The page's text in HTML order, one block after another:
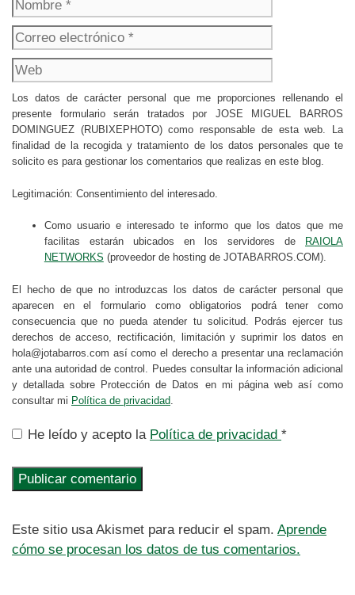
electrónico
Los datos de carácter personal que me proporciones rellenando el
presente formulario serán tratados por JOSE MIGUEL BARROS
DOMINGUEZ (RUBIXEPHOTO) como responsable de esta web. La
finalidad de la recogida y tratamiento de los datos personales que te
solicito es para gestionar los comentarios que realizas en este blog.
Legitimación: Consentimiento del interesado.
Como usuario e interesado te informo que los datos que me
facilitas estarán ubicados en los servidores de
RAIOLA
NETWORKS (proveedor de hosting de JOTABARROS.COM).
El hecho de que no introduzcas los datos de carácter personal que
aparecen en el formulario como obligatorios podrá tener como
consecuencia que no pueda atender tu solicitud. Podrás ejercer tus
derechos de acceso, rectificación, limitación y suprimir los datos en
hola@jotabarros.com así como el derecho a presentar una reclamación
ante una autoridad de control. Puedes consultar la información adicional
y detallada sobre Protección de Datos en mi página web así como
consultar mi Política de privacidad
He leído y acepto la Política de privacidad *
Este sitio usa Akismet para reducir el spam. Aprende
cómo se procesan los datos de tus comentarios.